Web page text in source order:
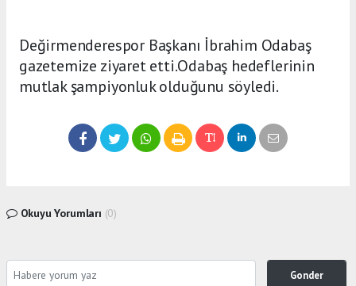
Değirmenderespor Başkanı İbrahim Odabaş
gazetemize ziyaret etti.Odabaş hedeflerinin
mutlak şampiyonluk olduğunu söyledi.
Okuyu Yorumları (0)
Gonder